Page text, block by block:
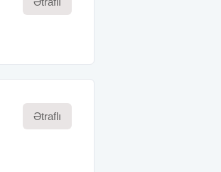
Ətraflı